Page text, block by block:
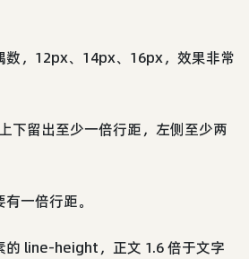
数，12px、14px、16px，效果非常
下留出至少一倍行距，左侧至少两
一倍行距。
的 line-height，正文 1.6 倍于文字